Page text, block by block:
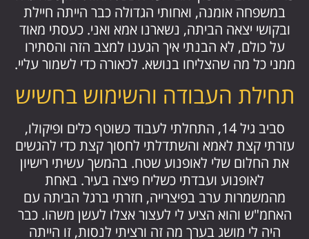
במשפחה אומנה, ואחותי הגדולה כבר הייתה חיילת
ובקושי יצאה הביתה, נשארנו אמא ואני. כעסתי מאוד
על כולם, לא הבנתי איך הגענו למצב הזה והסתירו
ממני כל מה שהצליחו בנושא. לכאורה כדי לשמור עליי.
תחילת העבודה והשימוש בחשיש
סביב גיל 14, התחלתי לעבוד כשוטף כלים ופיקולו,
עזרתי קצת לאמא והשתדלתי לחסוך קצת כדי להגשים
את החלום שלי לאופנוע שטח. בהמשך עשיתי רישיון
לאופנוע ועבדתי כשליח פיצה בעיר. באחת
מהמשמרות ערב בפיצרייה, חזרתי ברגל הביתה עם
האחמ"ש והוא הציע לי לעצור אצלו לעשן משהו. כבר
היה לי מושג בערך מה זה ורציתי לנסות, זו הייתה